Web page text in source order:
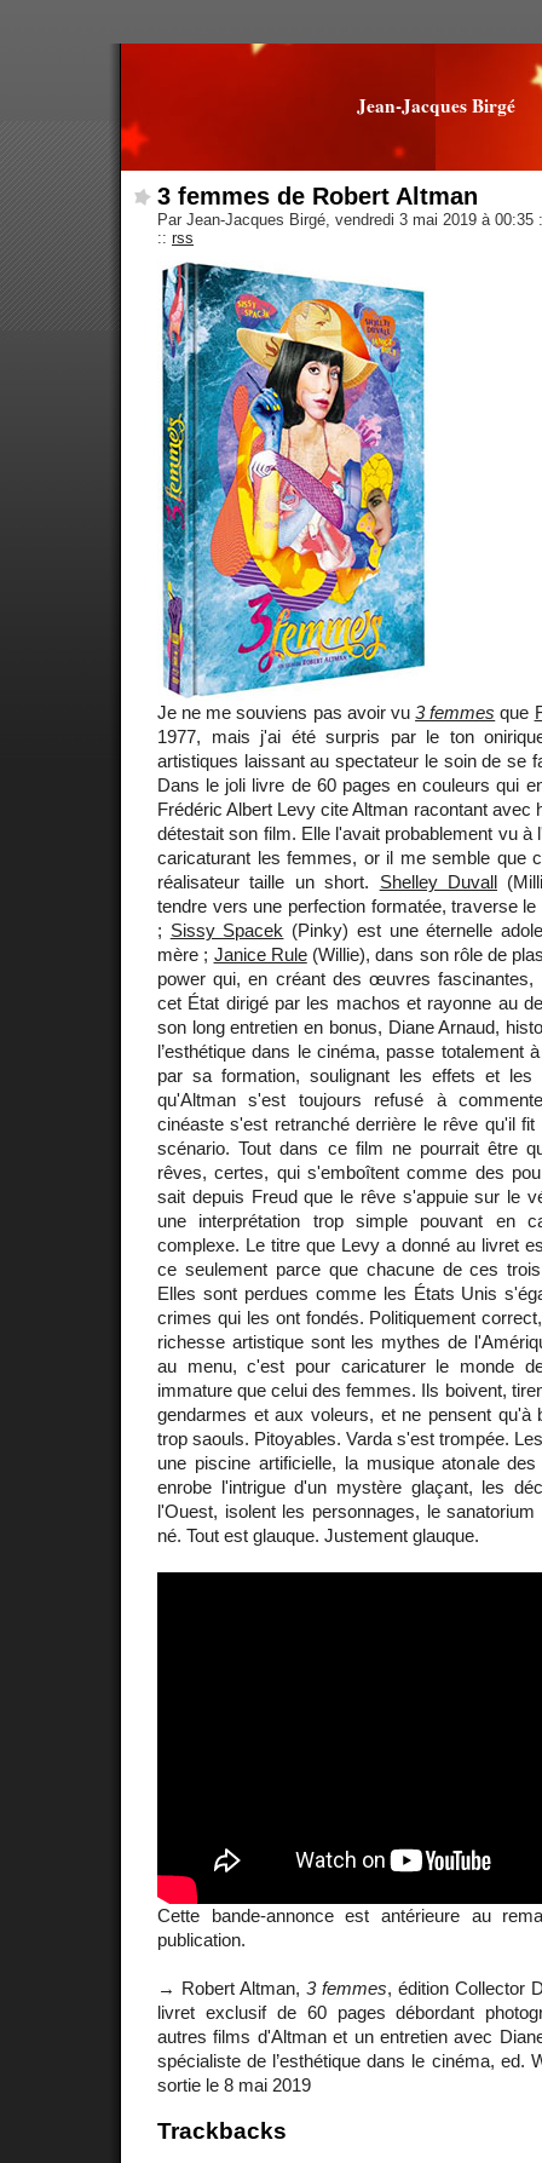
Jean-Jacques Birgé
3 femmes de Robert Altman
Par Jean-Jacques Birgé, vendredi 3 mai 2019 à 00:35
:: rss
Je ne me souviens pas avoir vu3 femmes que
1977, mais j'ai été surpris par le ton
artistiques laissant au spectateur le soin de se
Dans le joli livre de 60 pages en couleurs qui
Frédéric Albert Levy cite Altman racontant avec
détestait son film. Elle l'avait probablement vu à
caricaturant les femmes, or il me semble que
réalisateur taille un short. Shelley Duvall
tendre vers une perfection formatée, traverse
; Sissy Spacek (Pinky) est une éternelle
mère ; Janice Rule(Willie), dans son rôle de
power qui, en créant des œuvres fascinantes,
cet État dirigé par les machos et rayonne au
son long entretien en bonus, Diane Arnaud,
l’esthétique dans le cinéma, passe totalement
par sa formation, soulignant les effets et les
qu'Altman s'est toujours refusé à
cinéaste s'est retranché derrière le rêve qu'il
scénario. Tout dans ce film ne pourrait être
rêves, certes, qui s'emboîtent comme des
sait depuis Freud que le rêve s'appuie sur le
une interprétation trop simple pouvant en
complexe. Le titre que Levy a donné au livret
ce seulement parce que chacune de ces
Elles sont perdues comme les États Unis
crimes qui les ont fondés. Politiquement
richesse artistique sont les mythes de
au menu, c'est pour caricaturer le monde
immature que celui des femmes. Ils boivent,
gendarmes et aux voleurs, et ne pensent qu'à
trop saouls. Pitoyables. Varda s'est trompée.
une piscine artificielle, la musique atonale
enrobe l'intrigue d'un mystère glaçant, les
l'Ouest, isolent les personnages, le
né. Tout est glauque. Justement glauque.
Cette bande-annonce est antérieure au
publication.
→ Robert Altman, 3 femmes, édition Collector
livret exclusif de 60 pages débordant
autres films d'Altman et un entretien avec
spécialiste de l’esthétique dans le cinéma, ed.
sortie le 8 mai 2019
Trackbacks